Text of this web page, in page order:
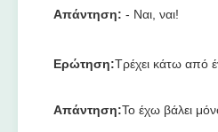
Απάντηση: - Ναι, ναι!
Ερώτηση:Τρέχει κάτω από
Απάντηση:Το έχω βάλει